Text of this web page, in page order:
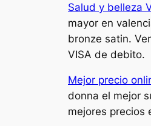
Salud y belleza
mayor en
bronze satin.
VISA de debito.
Mejor precio
donna el mejor
mejores precios